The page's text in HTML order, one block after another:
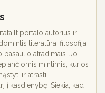
portalo autorius ir
literatūra, filosofija
pasaulio atradimais. Jo
mintimis, kurios
ir atrasti
į kasdienybę. Siekia, kad